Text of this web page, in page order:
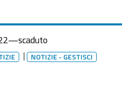
—scaduto
NOTIZIE - GESTISCI